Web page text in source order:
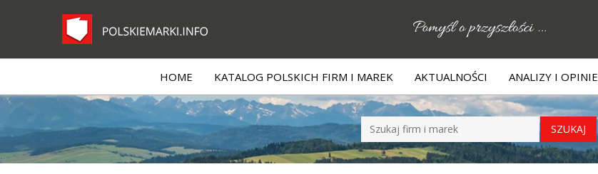
HOME KATALOG POLSKICH FIRM I MAREK AKTUALNOŚCI ANALIZY I OPINIE